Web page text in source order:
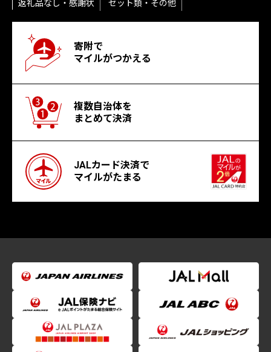
返礼品なし・感謝状
セット類・その他
寄附で
マイルがつかえる
複数自治体を
まとめて決済
JALカード決済で
マイルがたまる